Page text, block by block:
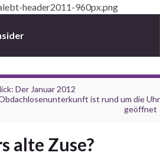
Der Januar 2012
ist rund um die Uhr
geöffnet
alte Zuse?